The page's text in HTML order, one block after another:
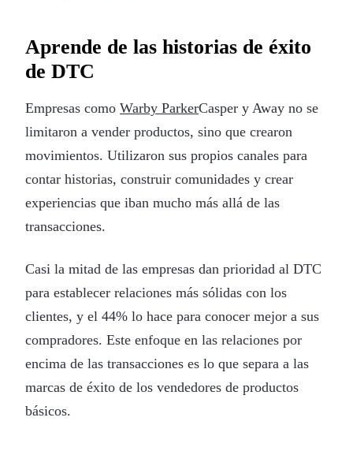
Aprende de las historias de éxito
de DTC
Empresas como Warby ParkerCasper y Away no se
limitaron a vender productos, sino que crearon
movimientos. Utilizaron sus propios canales para
contar historias, construir comunidades y crear
experiencias que iban mucho más allá de las
transacciones.
Casi la mitad de las empresas dan prioridad al DTC
para establecer relaciones más sólidas con los
clientes, y el 44% lo hace para conocer mejor a sus
compradores. Este enfoque en las relaciones por
encima de las transacciones es lo que separa a las
marcas de éxito de los vendedores de productos
básicos.